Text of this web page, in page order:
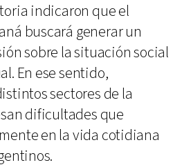
indicaron que el
buscará generar un
sobre la situación social
En ese sentido,
sectores de la
dificultades que
en la vida cotidiana